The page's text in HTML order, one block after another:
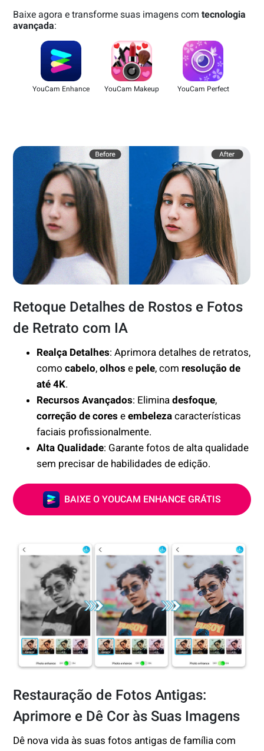
Baixe agora e transforme suas imagens com tecnologia
avançada:
YouCam Enhance YouCam Makeup YouCam Perfect
Retoque Detalhes de Rostos e Fotos
de Retrato com IA
Realça Detalhes: Aprimora detalhes de retratos,
comocabelo,olhose pele, com resolução de
até 4K.
Recursos Avançados: Eliminadesfoque,
correção de coreseembelezacaracterísticas
faciais profissionalmente.
Alta Qualidade: Garante fotos de alta qualidade
sem precisar de habilidades de edição.
BAIXE O YOUCAM ENHANCE GRÁTIS
Restauração de Fotos Antigas:
Aprimore e Dê Cor às Suas Imagens
Dê nova vida às suas fotos antigas de família com